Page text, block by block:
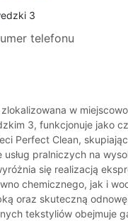
3
telefonu
zlokalizowana w
3, funkcjonuje jako
Perfect Clean,
usług pralniczych na
się realizacją
chemicznego, jak i
oraz skuteczną
tekstyliów obejmuje